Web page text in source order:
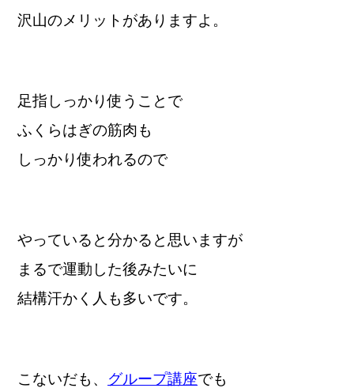
沢山のメリットがありますよ。
足指しっかり使うことで
ふくらはぎの筋肉も
しっかり使われるので
やっていると分かると思いますが
まるで運動した後みたいに
結構汗かく人も多いです。
こないだも、 グループ講座でも